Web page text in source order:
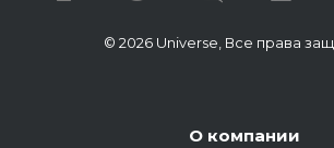
© 2026 Universe, Все права
О компании